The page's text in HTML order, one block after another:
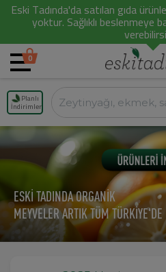
Eski Tadında'da satılan gıda
yoktur. Sağlıklı beslenmeye
0
Planlı
İndirimler
ESKİ TADINDA ORGANİK
MEYVELER ARTIK TÜM TÜRKİYE'DE